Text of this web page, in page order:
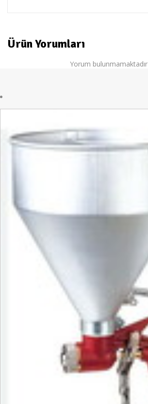
Ürün Yorumları
Yorum bulunmamaktadır